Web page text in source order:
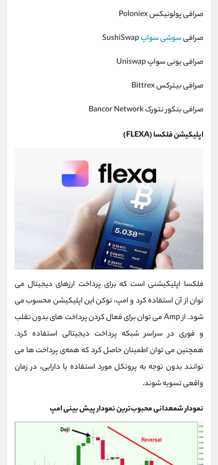
صرافی پولونیکس Poloniex
صرافیسوشی سواپ
صرافی یونی سواپ Uniswap
صرافی بیترکس Bittrex
صرافی بنکور نتورک Bancor Network
اپلیکیشن فلکسا (FLEXA)
فلکسا اپلیکیشنی است که برای پرداخت ارزهای دیجیتال می
توان از آن استفاده کرد و امپ، توکن این اپلیکیشن محسوب می
شود. از Amp می توان برای فعال کردن پرداخت های بدون تقلب
و فوری در سراسر شبکه پرداخت دیجیتالی استفاده کرد.
همچنین می توان اطمینان حاصل کرد که همه‌ی پرداخت ها می
توانند بدون توجه به پروتکل مورد استفاده یا دارایی، در زمان
واقعی تسویه شوند.
نمودار شمعدانی محبوب‌ترین نمودار پیش بینی امپ